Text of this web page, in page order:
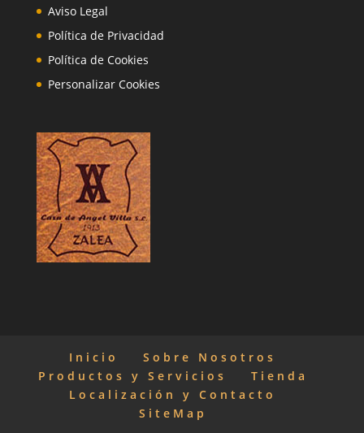
Aviso Legal
Política de Privacidad
Política de Cookies
Personalizar Cookies
Inicio
Sobre Nosotros
Productos y Servicios
Tienda
Localización y Contacto
SiteMap